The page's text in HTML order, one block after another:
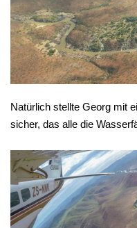
Natürlich stellte Georg mit
sicher, das alle die